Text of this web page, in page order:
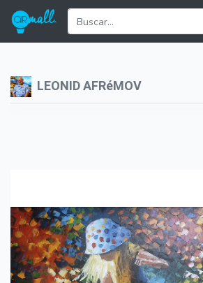
LEONID AFRéMOV